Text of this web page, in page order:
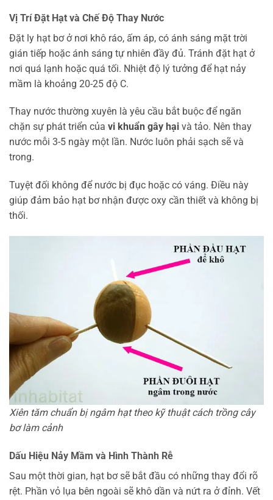
Vị Trí Đặt Hạt và Chế Độ Thay Nước
Đặt ly hạt bơ ở nơi khô ráo, ấm áp, có ánh sáng mặt trời
gián tiếp hoặc ánh sáng tự nhiên đầy đủ. Tránh đặt hạt ở
nơi quá lạnh hoặc quá tối. Nhiệt độ lý tưởng để hạt nảy
mầm là khoảng 20-25 độ C.
Thay nước thường xuyên là yêu cầu bắt buộc để ngăn
chặn sự phát triển của vi khuẩn gây hại và tảo. Nên thay
nước mỗi 3-5 ngày một lần. Nước luôn phải sạch sẽ và
trong.
Tuyệt đối không để nước bị đục hoặc có váng. Điều này
giúp đảm bảo hạt bơ nhận được oxy cần thiết và không bị
thối.
Xiên tăm chuẩn bị ngâm hạt theo kỹ thuật cách trồng cây
bơ làm cảnh
Dấu Hiệu Nảy Mầm và Hình Thành Rễ
Sau một thời gian, hạt bơ sẽ bắt đầu có những thay đổi rõ
rệt. Phần vỏ lụa bên ngoài sẽ khô dần và nứt ra ở đỉnh. Vết